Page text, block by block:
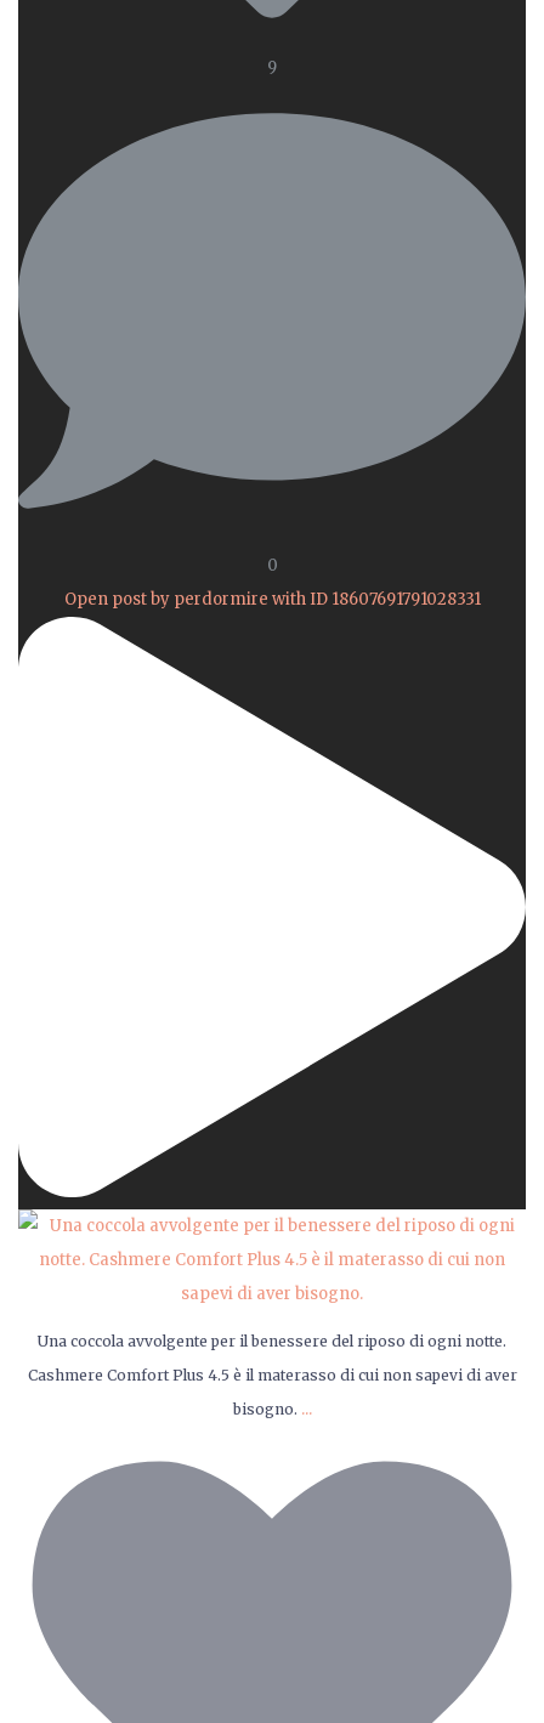
9
0
Open post by perdormire with ID 18607691791028331
Una coccola avvolgente per il benessere del riposo di ogni notte.
Cashmere Comfort Plus 4.5 è il materasso di cui non sapevi di aver
bisogno. ...